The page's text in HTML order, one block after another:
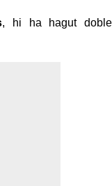
, hi ha hagut doble